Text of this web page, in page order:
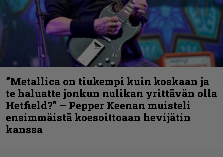
”Metallica on tiukempi kuin koskaan ja
te haluatte jonkun nulikan yrittävän olla
Hetfield?” – Pepper Keenan muisteli
ensimmäistä koesoittoaan hevijätin
kanssa